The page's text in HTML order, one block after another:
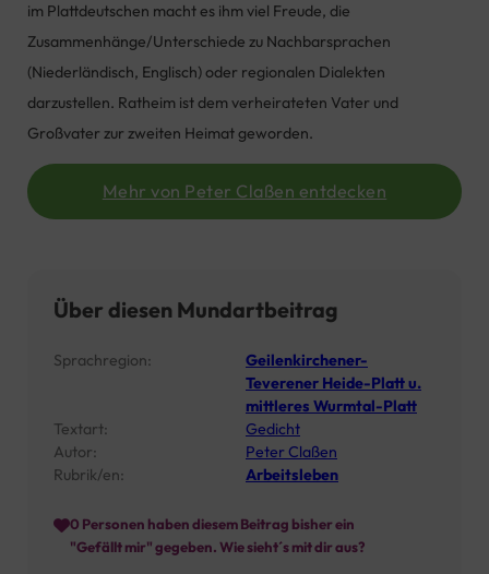
im Plattdeutschen macht es ihm viel Freude, die
Zusammenhänge/Unterschiede zu Nachbarsprachen
(Niederländisch, Englisch) oder regionalen Dialekten
darzustellen. Ratheim ist dem verheirateten Vater und
Großvater zur zweiten Heimat geworden.
Mehr von Peter Claßen entdecken
Über diesen Mundartbeitrag
Sprachregion:
Geilenkirchener-
Teverener Heide-Platt u.
mittleres Wurmtal-Platt
Textart:
Gedicht
Autor:
Peter Claßen
Rubrik/en:
Arbeitsleben
0 Personen haben diesem Beitrag bisher ein
"Gefällt mir" gegeben. Wie sieht´s mit dir aus?